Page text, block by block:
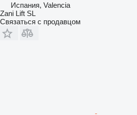
Испания, Valencia
Zani Lift SL
Связаться с продавцом